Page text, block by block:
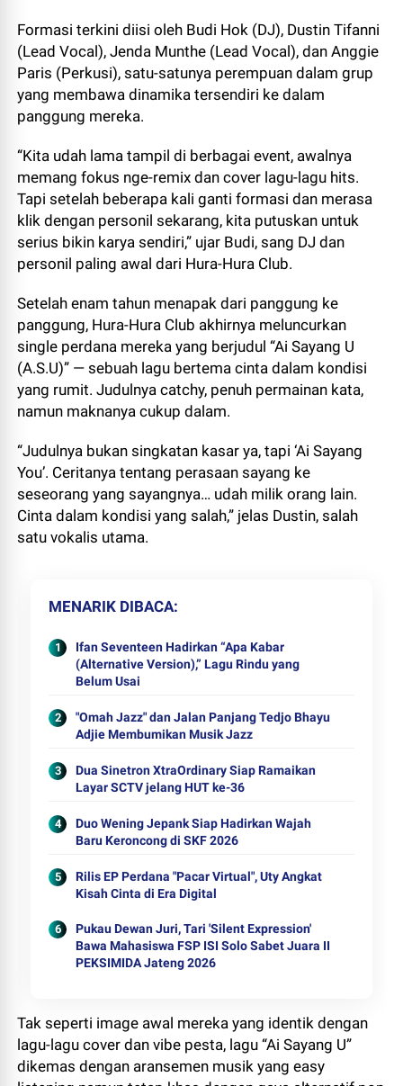
Formasi terkini diisi oleh Budi Hok (DJ), Dustin Tifanni
(Lead Vocal), Jenda Munthe (Lead Vocal), dan Anggie
Paris (Perkusi), satu-satunya perempuan dalam grup
yang membawa dinamika tersendiri ke dalam
panggung mereka.
“Kita udah lama tampil di berbagai event, awalnya
memang fokus nge-remix dan cover lagu-lagu hits.
Tapi setelah beberapa kali ganti formasi dan merasa
klik dengan personil sekarang, kita putuskan untuk
serius bikin karya sendiri,” ujar Budi, sang DJ dan
personil paling awal dari Hura-Hura Club.
Setelah enam tahun menapak dari panggung ke
panggung, Hura-Hura Club akhirnya meluncurkan
single perdana mereka yang berjudul “Ai Sayang U
(A.S.U)” — sebuah lagu bertema cinta dalam kondisi
yang rumit. Judulnya catchy, penuh permainan kata,
namun maknanya cukup dalam.
“Judulnya bukan singkatan kasar ya, tapi ‘Ai Sayang
You’. Ceritanya tentang perasaan sayang ke
seseorang yang sayangnya… udah milik orang lain.
Cinta dalam kondisi yang salah,” jelas Dustin, salah
satu vokalis utama.
MENARIK DIBACA
Ifan Seventeen Hadirkan “Apa Kabar
(Alternative Version),” Lagu Rindu yang
Belum Usai
"Omah Jazz" dan Jalan Panjang Tedjo Bhayu
Adjie Membumikan Musik Jazz
Dua Sinetron XtraOrdinary Siap Ramaikan
Layar SCTV jelang HUT ke-36
Duo Wening Jepank Siap Hadirkan Wajah
Baru Keroncong di SKF 2026
Rilis EP Perdana "Pacar Virtual", Uty Angkat
Kisah Cinta di Era Digital
Pukau Dewan Juri, Tari 'Silent Expression'
Bawa Mahasiswa FSP ISI Solo Sabet Juara II
PEKSIMIDA Jateng 2026
Tak seperti image awal mereka yang identik dengan
lagu-lagu cover dan vibe pesta, lagu “Ai Sayang U”
dikemas dengan aransemen musik yang easy